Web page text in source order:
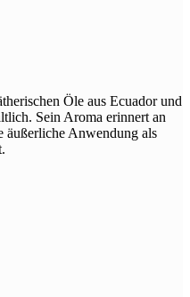
Öle aus Ecuador und
Sein Aroma erinnert an
äußerliche Anwendung als